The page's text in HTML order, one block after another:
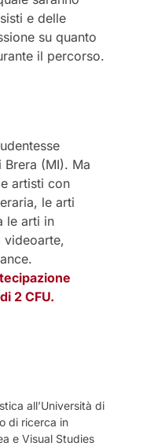
e delle
su quanto
il percorso.
Brera (MI). Ma
artisti con
le arti
le arti in
videoarte,
2 CFU.
all’Università di
di ricerca in
e Visual Studies